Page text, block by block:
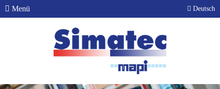
Menü Deutsch